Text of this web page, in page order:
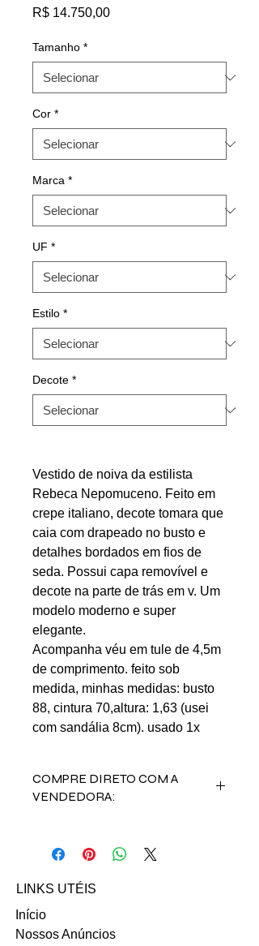
R$ 14.750,00Preço
Tamanho *
Cor *
Marca *
UF *
Estilo *
Decote *
Vestido de noiva da estilista
Rebeca Nepomuceno. Feito em
crepe italiano, decote tomara que
caia com drapeado no busto e
detalhes bordados em fios de
seda. Possui capa removível e
decote na parte de trás em v. Um
modelo moderno e super
elegante.
Acompanha véu em tule de 4,5m
de comprimento. feito sob
medida, minhas medidas: busto
88, cintura 70,altura: 1,63 (usei
com sandália 8cm). usado 1x
COMPRE DIRETO COM A
VENDEDORA:
Rebecca Costa nos contatos abaixo:
INSTAGRAM
Email: rebecca.s.costa@hotmail.com
LINKS UTÉIS
Início
Nossos Anúncios